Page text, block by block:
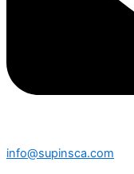
info@supinsca.com